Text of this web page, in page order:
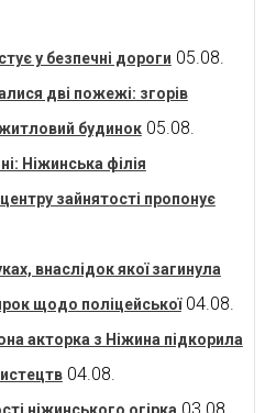
у безпечні дороги 05.08.
дві пожежі: згорів
будинок 05.08.
Ніжинська філія
зайнятості пропонує
внаслідок якої загинула
щодо поліцейської 04.08.
акторка з Ніжина підкорила
04.08.
ніжинського огірка 03.08.